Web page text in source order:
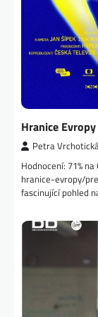
Hranice
Petra
Hodnocení: 71%
hranice-evropy/
fascinující pohled